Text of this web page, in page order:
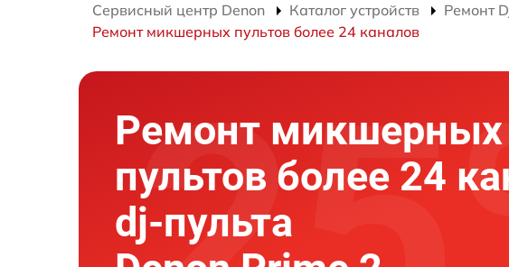
Сервисный центр Denon Каталог устройств Ремонт
Ремонт микшерных пультов более 24 каналов
Ремонт микшерных
пультов более 24
dj-пульта